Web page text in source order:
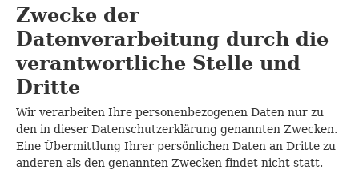
Zwecke der
Datenverarbeitung durch die
verantwortliche Stelle und
Dritte
Wir verarbeiten Ihre personenbezogenen Daten nur zu
den in dieser Datenschutzerklärung genannten Zwecken.
Eine Übermittlung Ihrer persönlichen Daten an Dritte zu
anderen als den genannten Zwecken findet nicht statt.